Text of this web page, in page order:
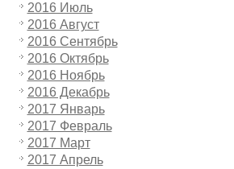
2016 Июль
2016 Август
2016 Сентябрь
2016 Октябрь
2016 Ноябрь
2016 Декабрь
2017 Январь
2017 Февраль
2017 Март
2017 Апрель